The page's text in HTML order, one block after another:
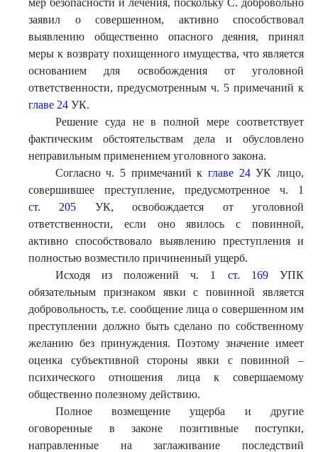
мер безопасности и лечения, поскольку С. добровольно
заявил о совершенном, активно способствовал
выявлению общественно опасного деяния, принял
меры к возврату похищенного имущества, что является
основанием для освобождения от уголовной
ответственности, предусмотренным ч. 5 примечаний к
главе 24 УК.
Решение суда не в полной мере соответствует
фактическим обстоятельствам дела и обусловлено
неправильным применением уголовного закона.
Согласно ч. 5 примечаний кглаве 24УК лицо,
совершившее преступление, предусмотренное ч. 1
ст. 205 УК, освобождается от уголовной
ответственности, если оно явилось с повинной,
активно способствовало выявлению преступления и
полностью возместило причиненный ущерб.
Исходя из положений ч. 1 ст. 169УПК
обязательным признаком явки с повинной является
добровольность, т.е. сообщение лица о совершенном им
преступлении должно быть сделано по собственному
желанию без принуждения. Поэтому значение имеет
оценка субъективной стороны явки с повинной –
психического отношения лица к совершаемому
общественно полезному действию.
Полное возмещение ущерба и другие
оговоренные в законе позитивные поступки,
направленные на заглаживание последствий